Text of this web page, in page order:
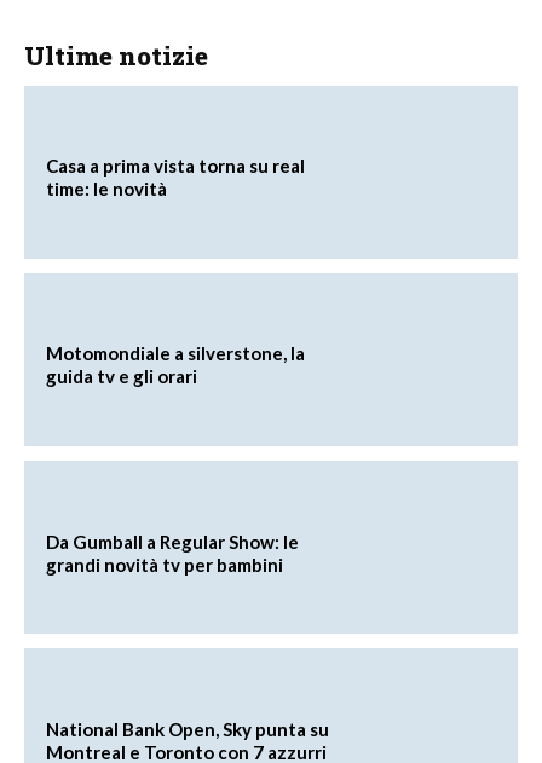
Ultime notizie
Casa a prima vista torna su real
time: le novità
Motomondiale a silverstone, la
guida tv e gli orari
Da Gumball a Regular Show: le
grandi novità tv per bambini
National Bank Open, Sky punta su
Montreal e Toronto con 7 azzurri